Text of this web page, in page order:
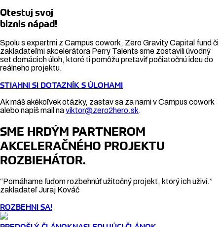
Otestuj svoj
biznis nápad!
Spolu s expertmi z Campus cowork, Zero Gravity Capital fund či
zakladateľmi akcelerátora Perry Talents sme zostavili úvodný
set domácich úloh, ktoré ti pomôžu pretaviť počiatočnú ideu do
reálneho projektu.
STIAHNI SI DOTAZNÍK S ÚLOHAMI
Ak máš akékoľvek otázky, zastav sa za nami v Campus cowork
alebo napíš mail naviktor@zero2hero.sk.
SME HRDÝM PARTNEROM
AKCELERAČNÉHO PROJEKTU
ROZBIEHÁTOR.
“Pomáhame ľuďom rozbehnúť užitočný projekt, ktorý ich uživí.”
zakladateľ Juraj Kováč
ROZBEHNI SA!